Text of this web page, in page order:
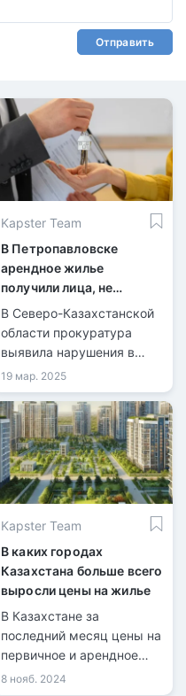
Отправить
Kapster Team
В Петропавловске
арендное жилье
получили лица, не
состоявшие в очереди
В Северо-Казахстанской
области прокуратура
выявила нарушения в
сфере жилищного
законодательства.
19 мар. 2025
Kapster Team
В каких городах
Казахстана больше всего
выросли цены на жилье
В Казахстане за
последний месяц цены на
первичное и арендное
жилье выросли на 0,6%,
8 нояб. 2024